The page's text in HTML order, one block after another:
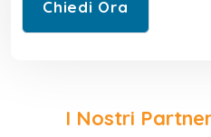
I Nostri